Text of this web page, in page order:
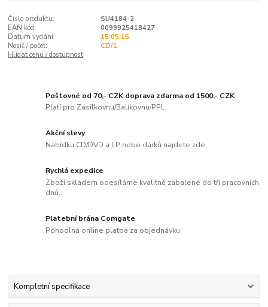
Číslo produktu:
SU4184-2
EAN kód:
0099925418427
Datum vydání:
15.05.15
Nosič / počet:
CD/1
Hlídat cenu / dostupnost
Poštovné od 70,- CZK doprava zdarma od 1500,- CZK
Platí pro Zásilkovnu/Balíkovnu/PPL.
Akční slevy
Nabídku CD/DVD a LP nebo dárků najdete zde..
Rychlá expedice
Zboží skladem odesíláme kvalitně zabalené do tří pracovních
dnů..
Platební brána Comgate
Pohodlná online platba za objednávku.
Kompletní specifikace